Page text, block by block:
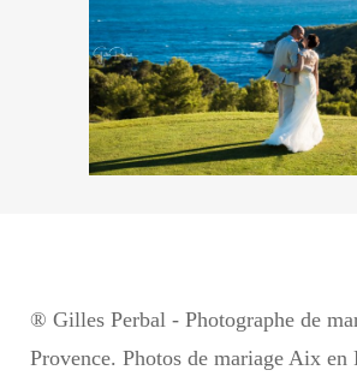
® Gilles Perbal - Photographe de
Provence. Photos de mariage Aix en